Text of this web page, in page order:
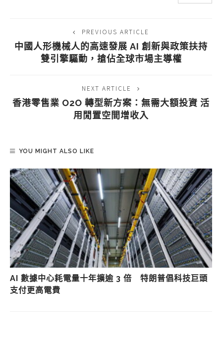
PREVIOUS ARTICLE
中國人形機械人的高速發展 AI 創新與政策扶持
雙引擎驅動，搶佔全球市場主導權
NEXT ARTICLE
香港零售業 O2O 轉型新方案：無需大額投資 活
用閒置空間增收入
YOU MIGHT ALSO LIKE
AI 數據中心耗電量十年擴逾 3 倍 特朗普倡科技巨頭
支付更高電費